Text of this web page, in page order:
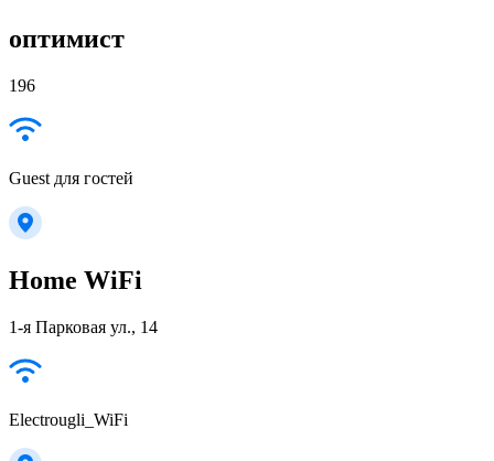
оптимист
196
Guest для гостей
Home WiFi
1-я Парковая ул., 14
Electrougli_WiFi